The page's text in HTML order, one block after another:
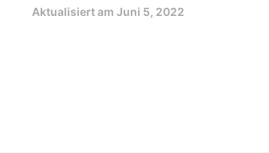
Aktualisiert am Juni 5, 2022